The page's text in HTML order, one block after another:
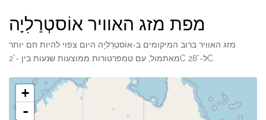
מפת מזג האוויר אוֹסטְרַלִיָה
מזג האוויר ברוב המיקומים ב-אוֹסטְרַלִיָה היום צפוי להיות חם יותר
מאתמול, עם טמפרטורות ממוצעות שנעות בין -2°C ל-28°C.
+
-